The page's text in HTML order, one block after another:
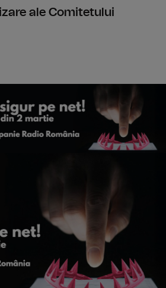
ale Comitetului